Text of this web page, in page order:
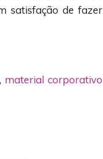
satisfação de fazer
, material corporativo